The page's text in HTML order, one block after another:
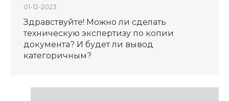
01-12-2023
Здравствуйте! Можно ли сделать
техническую экспертизу по копии
документа? И будет ли вывод
категоричным?